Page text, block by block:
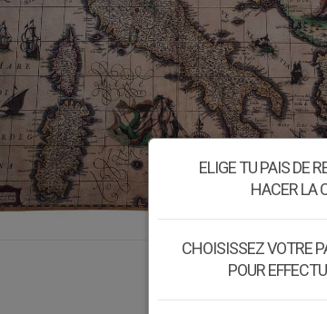
ELIGE TU PAIS DE
HACER LA
CHOISISSEZ VOTRE
POUR